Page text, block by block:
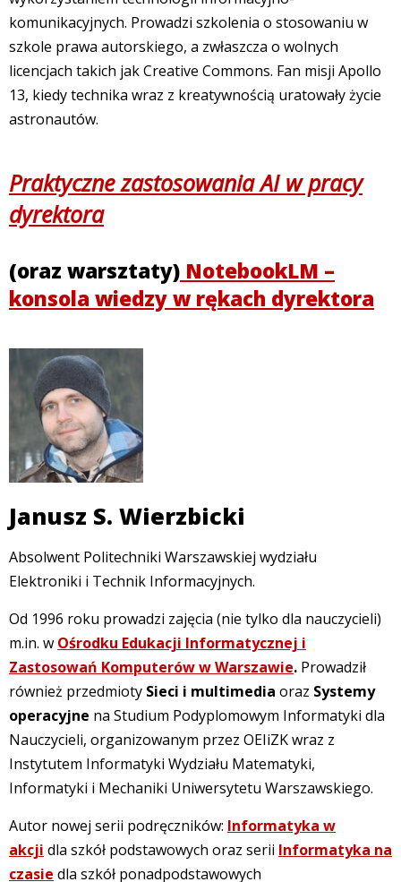
komunikacyjnych. Prowadzi szkolenia o stosowaniu w
szkole prawa autorskiego, a zwłaszcza o wolnych
licencjach takich jak Creative Commons. Fan misji Apollo
13, kiedy technika wraz z kreatywnością uratowały życie
astronautów.
Praktyczne zastosowania AI w pracy
dyrektora
(oraz warsztaty) NotebookLM –
konsola wiedzy w rękach dyrektora
Janusz S. Wierzbicki
Absolwent Politechniki Warszawskiej wydziału
Elektroniki i Technik Informacyjnych.
Od 1996 roku prowadzi zajęcia (nie tylko dla nauczycieli)
m.in. w Ośrodku Edukacji Informatycznej i
Zastosowań Komputerów w Warszawie. Prowadził
również przedmioty Sieci i multimedia oraz Systemy
operacyjne na Studium Podyplomowym Informatyki dla
Nauczycieli, organizowanym przez OEIiZK wraz z
Instytutem Informatyki Wydziału Matematyki,
Informatyki i Mechaniki Uniwersytetu Warszawskiego.
Autor nowej serii podręczników: Informatyka w
akcji dla szkół podstawowych oraz serii Informatyka na
czasie dla szkół ponadpodstawowych